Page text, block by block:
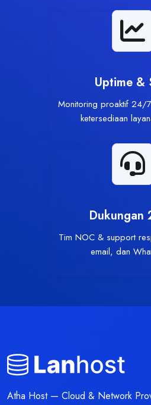
Uptime &
Monitoring proaktif 24/
ketersediaan
Tim NOC & support
email, dan
Atha Host — Cloud & Network